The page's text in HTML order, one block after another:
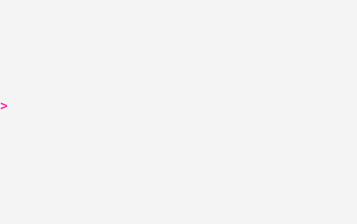
>